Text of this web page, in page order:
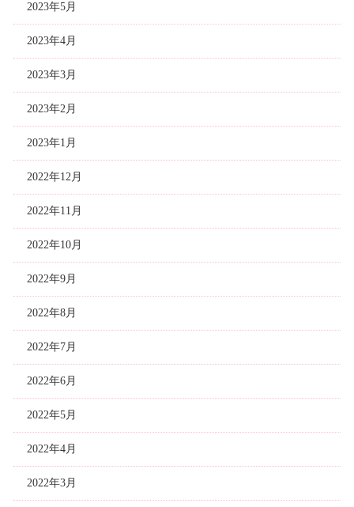
2023年5月
2023年4月
2023年3月
2023年2月
2023年1月
2022年12月
2022年11月
2022年10月
2022年9月
2022年8月
2022年7月
2022年6月
2022年5月
2022年4月
2022年3月